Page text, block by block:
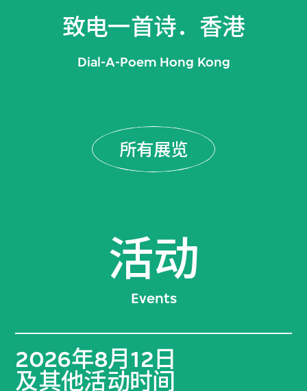
致电一首诗．香港
Dial-A-Poem Hong Kong
所有展览
活动
Events
2026年8月12日
及其他活动时间